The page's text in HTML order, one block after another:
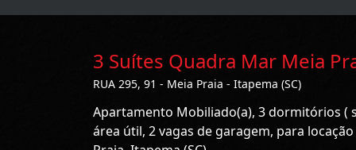
3 Suítes Quadra Mar Meia
RUA 295, 91 - Meia Praia - Itapema (SC)
Apartamento Mobiliado(a), 3 dormitórios (
área útil, 2 vagas de garagem, para